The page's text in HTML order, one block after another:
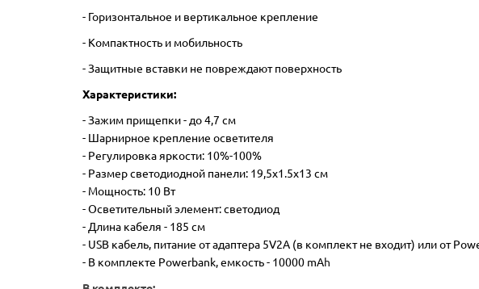
- Горизонтальное и вертикальное крепление
- Компактность и мобильность
- Защитные вставки не повреждают поверхность
Характеристики:
- Зажим прищепки - до 4,7 см
- Шарнирное крепление осветителя
- Регулировка яркости: 10%-100%
- Размер светодиодной панели: 19,5х1.5х13 см
- Мощность: 10 Вт
- Осветительный элемент: светодиод
- Длина кабеля - 185 см
- USB кабель, питание от адаптера 5V2A (в комплект не входит) или от
- В комплекте Powerbank, емкость - 10000 mAh